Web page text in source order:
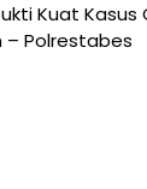
Kuat Kasus
– Polrestabes